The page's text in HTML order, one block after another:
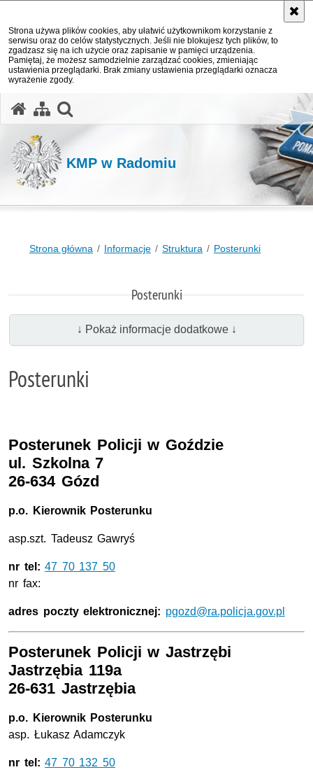
Strona używa plików cookies, aby ułatwić użytkownikom korzystanie z
serwisu oraz do celów statystycznych. Jeśli nie blokujesz tych plików, to
zgadzasz się na ich użycie oraz zapisanie w pamięci urządzenia.
Pamiętaj, że możesz samodzielnie zarządzać cookies, zmieniając
ustawienia przeglądarki. Brak zmiany ustawienia przeglądarki oznacza
wyrażenie zgody.
KMP w Radomiu
Strona główna Informacje Struktura Posterunki
Posterunki
↓ Pokaż informacje dodatkowe ↓
Posterunki
Posterunek Policji w Goździe
ul. Szkolna 7
26-634 Gózd
p.o. Kierownik Posterunku
asp.szt. Tadeusz Gawryś
nr tel: 47 70 137 50
nr fax:
adres poczty elektronicznej: pgozd@ra.policja.gov.pl
Posterunek Policji w Jastrzębi
Jastrzębia 119a
26-631 Jastrzębia
p.o. Kierownik Posterunku
asp. Łukasz Adamczyk
nr tel: 47 70 132 50